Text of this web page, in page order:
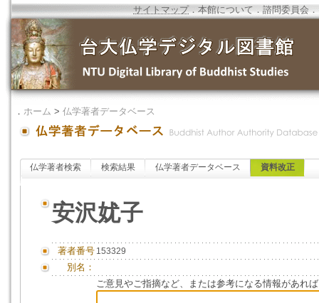
サイトマップ．本館について ．諮問委員会 ．
． ホーム > 仏学著者データベース
仏学著者検索 検索結果 仏学著者データベース 資料改正
安沢㚭子
著者番号 153329
別名：
ご意見やご指摘など、または参考になる情報があれ